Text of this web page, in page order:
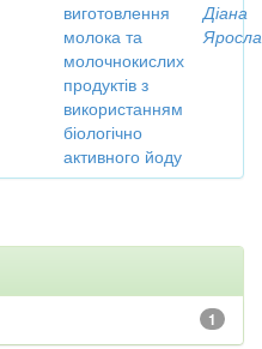
виготовлення
молока та
молочнокислих
продуктів з
використанням
біологічно
активного йоду
Діана
1